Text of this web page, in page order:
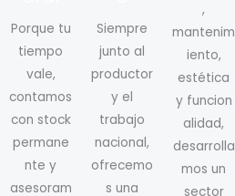
Porque tu
tiempo
vale,
contamos
con stock
permane
nte y
asesoram
Siempre
junto al
productor
y el
trabajo
nacional,
ofrecemo
s una
,
mantenim
iento,
estética
y funcion
alidad,
desarrolla
mos un
sector